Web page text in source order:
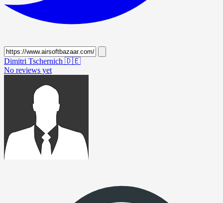
Dimitri Tschernich 🇩🇪
No reviews yet